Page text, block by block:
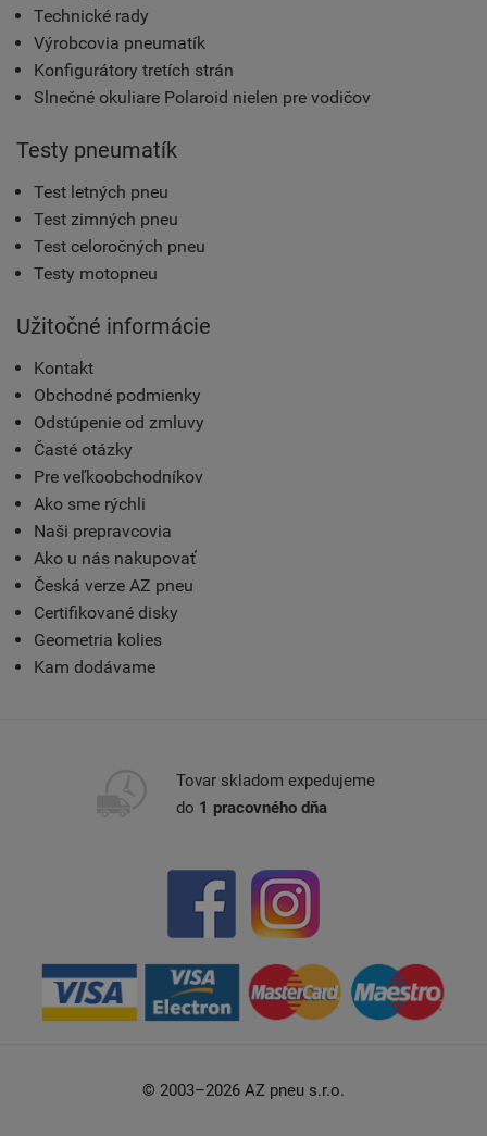
Technické rady
Výrobcovia pneumatík
Konfigurátory tretích strán
Slnečné okuliare Polaroid nielen pre vodičov
Testy pneumatík
Test letných pneu
Test zimných pneu
Test celoročných pneu
Testy motopneu
Užitočné informácie
Kontakt
Obchodné podmienky
Odstúpenie od zmluvy
Časté otázky
Pre veľkoobchodníkov
Ako sme rýchli
Naši prepravcovia
Ako u nás nakupovať
Česká verze AZ pneu
Certifikované disky
Geometria kolies
Kam dodávame
Tovar skladom expedujeme
do 1 pracovného dňa
© 2003–2026 AZ pneu s.r.o.